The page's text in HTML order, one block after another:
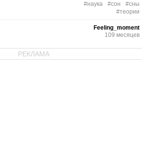
#наука #сон
#сны
#теории
Feeling_moment
109 месяцев
РЕКЛАМА